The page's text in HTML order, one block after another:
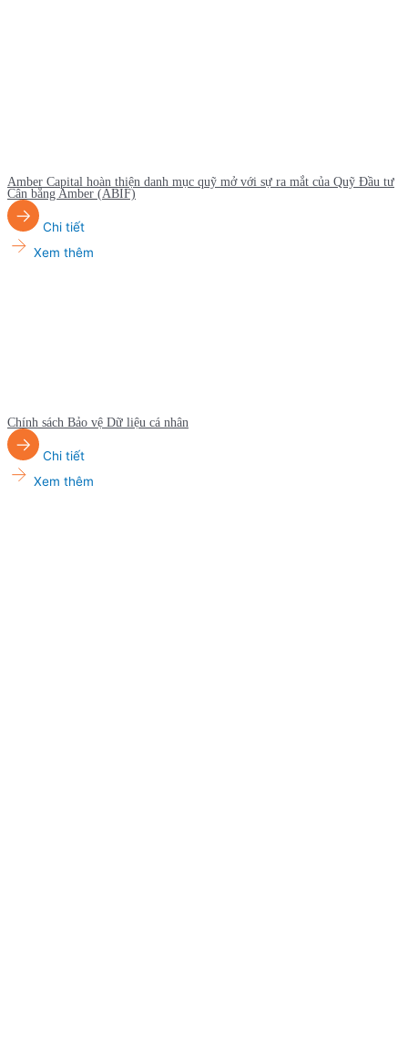
Amber Capital hoàn thiện danh mục quỹ mở với sự ra mắt của Quỹ Đầu tư
Cân bằng Amber (ABIF)
Chi tiết
Xem thêm
Chính sách Bảo vệ Dữ liệu cá nhân
Chi tiết
Xem thêm